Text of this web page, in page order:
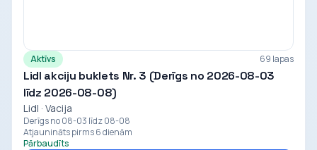
Aktīvs 69 lapas
Lidl akciju buklets Nr. 3 (Derīgs no 2026-08-03
līdz 2026-08-08)
Lidl · Vacija
Derīgs no 08-03 līdz 08-08
Atjaunināts pirms 6 dienām
Pārbaudīts